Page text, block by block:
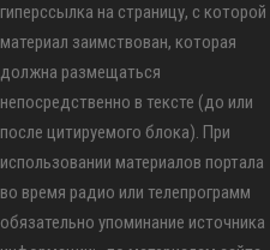
гиперссылка на страницу, с которой
материал заимствован, которая
должна размещаться
непосредственно в тексте (до или
после цитируемого блока). При
использовании материалов портала
во время радио или телепрограмм
обязательно упоминание источника